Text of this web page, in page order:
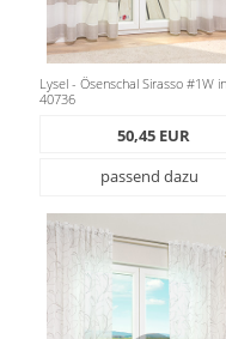
Lysel - Ösenschal Sirasso #1W
40736
50,45 EUR
passend dazu